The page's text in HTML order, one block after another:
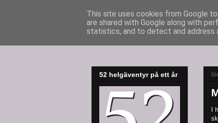
52adventures
I
52 helgäventyr på ett år
This site uses cookies from Google
are shared with Google along with
statistics, and to detect and address